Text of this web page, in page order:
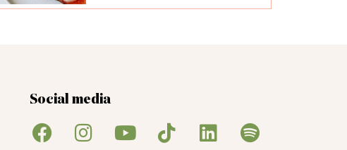
Social media